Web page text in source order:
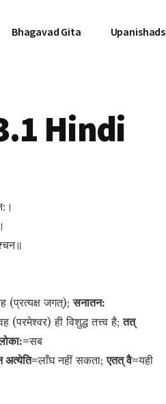
Bhagavad Gita Upanishads
Hindi
(प्रत्यक्ष जगत्);सनातन:
(परमेश्वर) ही विशुद्ध तत्त्व है;तत्
सब
अत्येति=लाँघ नहीं सकता;एतत् वै=यही